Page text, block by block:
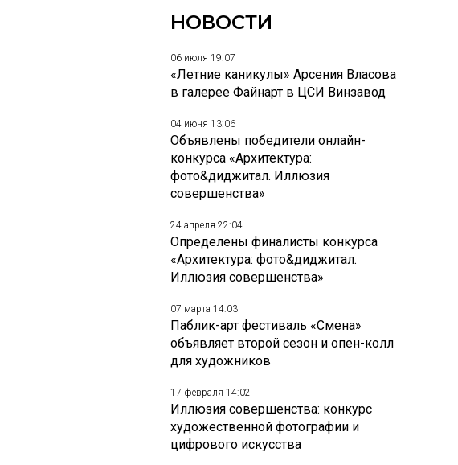
НОВОСТИ
06 июля 19:07
«Летние каникулы» Арсения Власова
в галерее Файнарт в ЦСИ Винзавод
04 июня 13:06
Объявлены победители онлайн-
конкурса «Архитектура:
фото&диджитал. Иллюзия
совершенства»
24 апреля 22:04
Определены финалисты конкурса
«Архитектура: фото&диджитал.
Иллюзия совершенства»
07 марта 14:03
Паблик-арт фестиваль «Смена»
объявляет второй сезон и опен-колл
для художников
17 февраля 14:02
Иллюзия совершенства: конкурс
художественной фотографии и
цифрового искусства